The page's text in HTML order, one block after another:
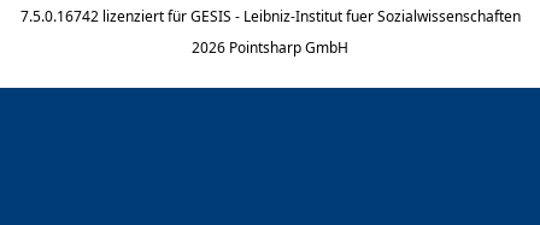
7.5.0.16742 lizenziert für GESIS - Leibniz-Institut fuer Sozialwissenschaften
2026 Pointsharp GmbH